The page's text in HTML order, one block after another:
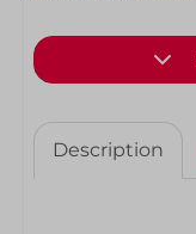
Description